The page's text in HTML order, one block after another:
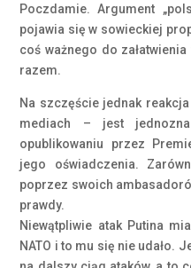
Poczdamie. Argument
pojawia się w sowieckiej
coś ważnego do
razem.
Na szczęście jednak
mediach – jest
opublikowaniu przez
jego oświadczenia.
poprzez swoich
prawdy.
Niewątpliwie atak Putina
NATO i to mu się nie udało.